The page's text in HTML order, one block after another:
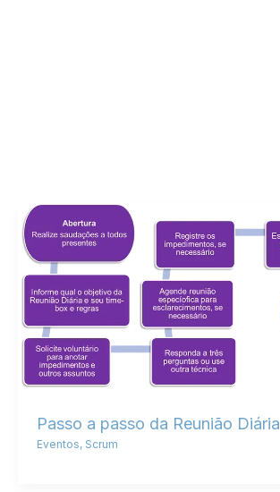
Passo a passo da Reunião Diária
Eventos, Scrum